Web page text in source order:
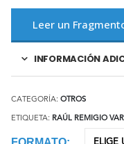
Leer un
INFORMACIÓN
CATEGORÍA: OTROS
ETIQUETA: RAÚL REMIGIO